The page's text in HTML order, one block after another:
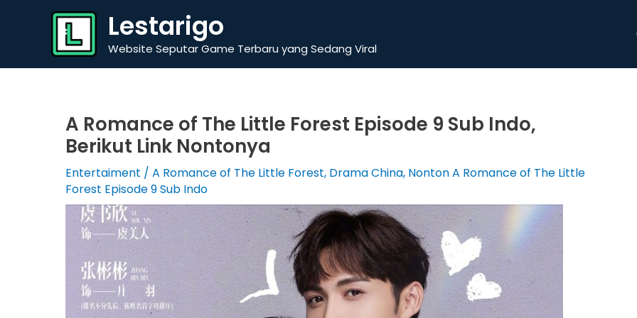
Lestarigo
Website Seputar Game Terbaru yang Sedang Viral
A Romance of The Little Forest Episode 9 Sub Indo,
Berikut Link Nontonya
Entertaiment / A Romance of The Little Forest, Drama China, Nonton A Romance of The Little
Forest Episode 9 Sub Indo